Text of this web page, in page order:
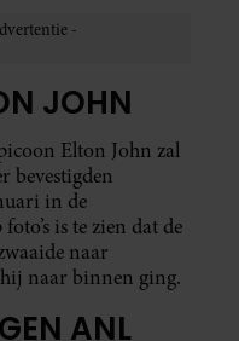
JOHN
Elton John zal
bevestigden
in de
is te zien dat de
naar
naar binnen ging.
ANL